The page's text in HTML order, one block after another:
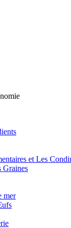
et Les
Graines
mer